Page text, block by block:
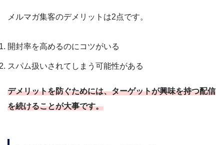
メルマガ集客のデメリットは2点です。
開封率を高めるのにコツがいる
スパム扱いされてしまう可能性がある
デメリットを防ぐためには、ターゲットが興味を持つ配信
を続けることが大事です。